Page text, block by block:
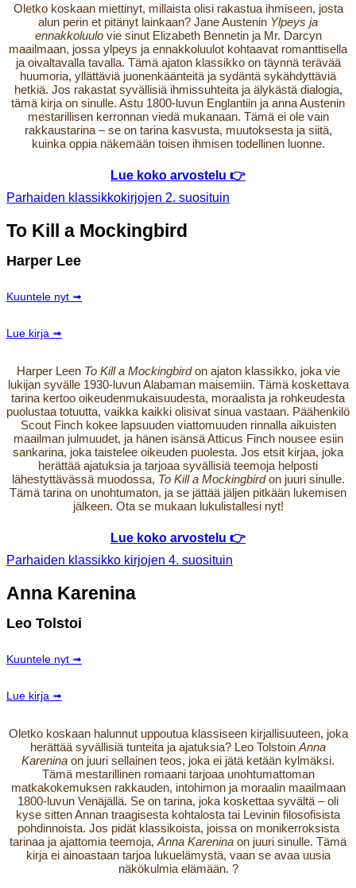
Oletko koskaan miettinyt, millaista olisi rakastua ihmiseen, josta
alun perin et pitänyt lainkaan? Jane Austenin Ylpeys ja
ennakkoluulovie sinut Elizabeth Bennetin ja Mr. Darcyn
maailmaan, jossa ylpeys ja ennakkoluulot kohtaavat romanttisella
ja oivaltavalla tavalla. Tämä ajaton klassikko on täynnä terävää
huumoria, yllättäviä juonenkäänteitä ja sydäntä sykähdyttäviä
hetkiä. Jos rakastat syvällisiä ihmissuhteita ja älykästä dialogia,
tämä kirja on sinulle. Astu 1800-luvun Englantiin ja anna Austenin
mestarillisen kerronnan viedä mukanaan. Tämä ei ole vain
rakkaustarina – se on tarina kasvusta, muutoksesta ja siitä,
kuinka oppia näkemään toisen ihmisen todellinen luonne.
Lue koko arvostelu 👉
Parhaiden klassikkokirjojen 2. suosituin
To Kill a Mockingbird
Harper Lee
Kuuntele nyt ➟
Lue kirja ➟
Harper Leen To Kill a Mockingbirdon ajaton klassikko, joka vie
lukijan syvälle 1930-luvun Alabaman maisemiin. Tämä koskettava
tarina kertoo oikeudenmukaisuudesta, moraalista ja rohkeudesta
puolustaa totuutta, vaikka kaikki olisivat sinua vastaan. Päähenkilö
Scout Finch kokee lapsuuden viattomuuden rinnalla aikuisten
maailman julmuudet, ja hänen isänsä Atticus Finch nousee esiin
sankarina, joka taistelee oikeuden puolesta. Jos etsit kirjaa, joka
herättää ajatuksia ja tarjoaa syvällisiä teemoja helposti
lähestyttävässä muodossa, To Kill a Mockingbirdon juuri sinulle.
Tämä tarina on unohtumaton, ja se jättää jäljen pitkään lukemisen
jälkeen. Ota se mukaan lukulistallesi nyt!
Lue koko arvostelu 👉
Parhaiden klassikko kirjojen 4. suosituin
Anna Karenina
Leo Tolstoi
Kuuntele nyt ➟
Lue kirja ➟
Oletko koskaan halunnut uppoutua klassiseen kirjallisuuteen, joka
herättää syvällisiä tunteita ja ajatuksia? Leo Tolstoin Anna
Karenina on juuri sellainen teos, joka ei jätä ketään kylmäksi.
Tämä mestarillinen romaani tarjoaa unohtumattoman
matkakokemuksen rakkauden, intohimon ja moraalin maailmaan
1800-luvun Venäjällä. Se on tarina, joka koskettaa syvältä – oli
kyse sitten Annan traagisesta kohtalosta tai Levinin filosofisista
pohdinnoista. Jos pidät klassikoista, joissa on monikerroksista
tarinaa ja ajattomia teemoja, Anna Karenina on juuri sinulle. Tämä
kirja ei ainoastaan tarjoa lukuelämystä, vaan se avaa uusia
näkökulmia elämään. ?️